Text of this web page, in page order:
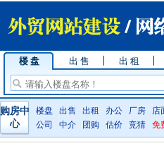
楼 盘 出 售 出 租
购房中
心
楼盘 出售 出租 办公 厂房
店
公司
中介 团购 估价 竞猜 免